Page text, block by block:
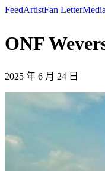
FeedArtistFan LetterMedia
ONF
2025 年 6 月 24 日